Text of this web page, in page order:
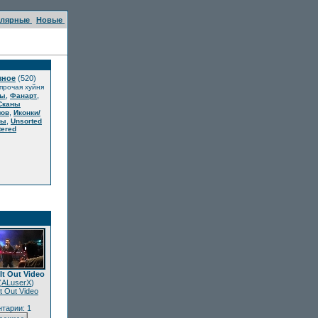
Новые
(520)
хуйня
Фанарт
Иконки/
Unsorted
Out Video
ALuserX)
Out Video
1